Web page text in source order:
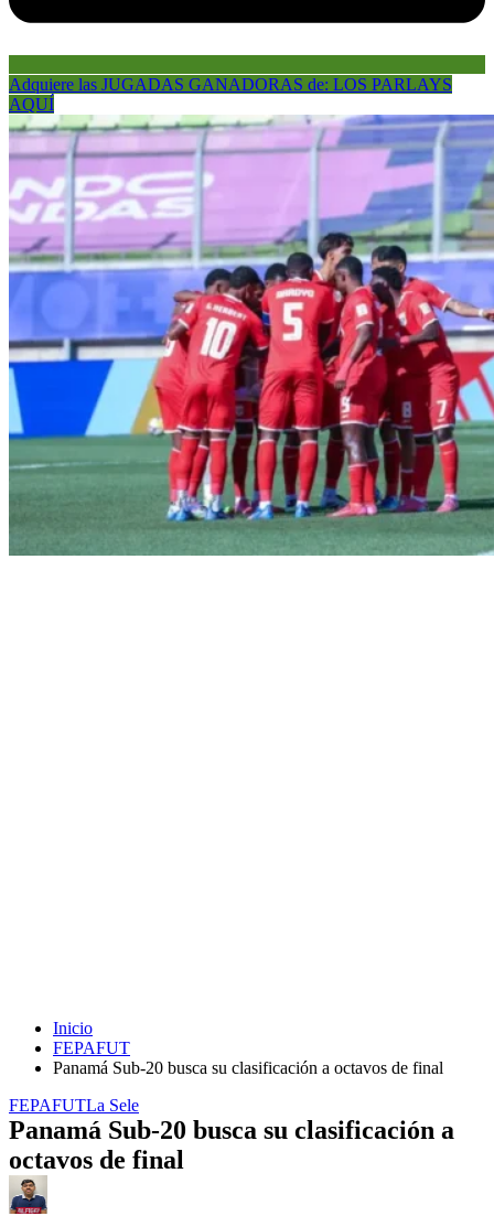
Adquiere las JUGADAS GANADORAS de: LOS PARLAYS
AQUÍ
Inicio
FEPAFUT
Panamá Sub-20 busca su clasificación a octavos de final
FEPAFUTLa Sele
Panamá Sub-20 busca su clasificación a
octavos de final